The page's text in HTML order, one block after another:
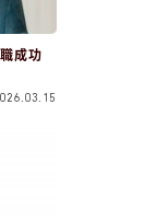
成功